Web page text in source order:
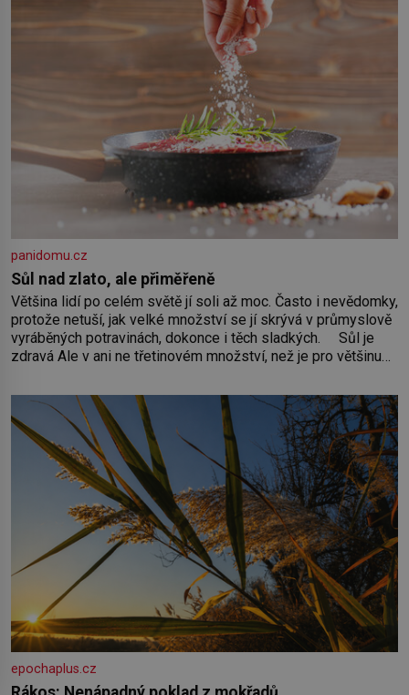
panidomu.cz
Sůl nad zlato, ale přiměřeně
Většina lidí po celém světě jí soli až moc. Často i nevědomky,
protože netuší, jak velké množství se jí skrývá v průmyslově
vyráběných potravinách, dokonce i těch sladkých. Sůl je
zdravá Ale v ani ne třetinovém množství, než je pro většinu
zásadní pro správné hospodaření
epochaplus.cz